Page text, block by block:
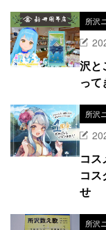
所沢
沢と
って
所沢
コ
コス
せ
所沢